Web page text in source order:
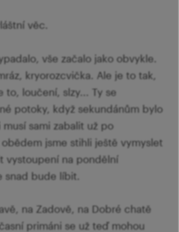
věc.
vše začalo jako obvykle.
kryorozcvička. Ale je to tak,
to, loučení, slzy... Ty se
potoky, když sekundánům bylo
musí sami zabalit už po
jsme stihli ještě vymyslet
vystoupení na pondělní
snad bude líbit.
na Zadově, na Dobré chatě
primáni se už teď mohou